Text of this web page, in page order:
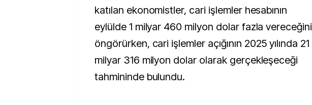
katılan ekonomistler, cari işlemler hesabının
eylülde 1 milyar 460 milyon dolar fazla vereceğini
öngörürken, cari işlemler açığının 2025 yılında 21
milyar 316 milyon dolar olarak gerçekleşeceği
tahmininde bulundu.